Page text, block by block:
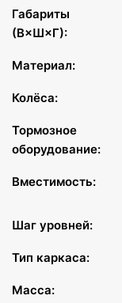
Габариты
(В×Ш×Г):
Материал:
Колёса:
Тормозное
оборудование:
Вместимость:
Шаг уровней:
Тип каркаса:
Масса: